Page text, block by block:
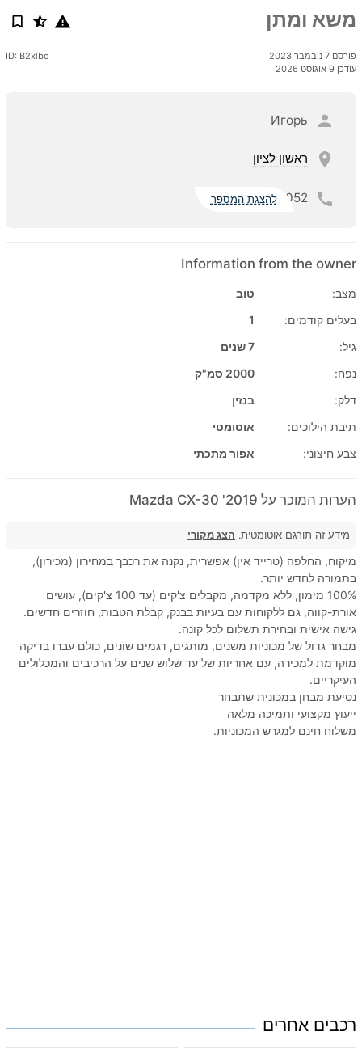
משא ומתן
פורסם 7 נובמבר 2023
עודכן 9 אוגוסט 2026
ID: B2xlbo
Игорь
ראשון לציון
052 להצגת המספר
Information from the owner
מצב:
טוב
בעלים קודמים:
1
גיל:
7 שנים
נפח:
2000 סמ"ק
דלק:
בנזין
תיבת הילוכים:
אוטומטי
צבע חיצוני:
אפור מתכתי
הערות המוכר על 2019' Mazda CX-30
מידע זה תורגם אוטומטית. הצג מקורי
מיקוח, החלפה (טרייד אין) אפשרית, נקנה את רכבך במחירון (מכירון),
בתמורה לחדש יותר.
100% מימון, ללא מקדמה, מקבלים צ'קים (עד 100 צ'קים), עושים
אורת-קווה, גם ללקוחות עם בעיות בבנק, קבלת הטבות, חוזרים חדשים.
גישה אישית ובחירת תשלום לכל קונה.
מבחר גדול של מכוניות משנים, מותגים, דגמים שונים, כולם עברו בדיקה
מוקדמת למכירה, עם אחריות של עד שלוש שנים על הרכיבים והמכלולים
העיקריים.
נסיעת מבחן במכונית שתבחר
ייעוץ מקצועי ותמיכה מלאה
משלוח חינם למגרש המכוניות.
רכבים אחרים